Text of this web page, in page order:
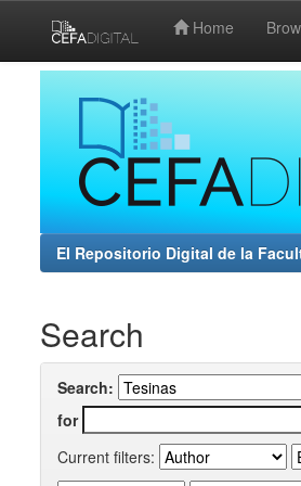
Home
El Repositorio Digital de la
Search
Search:
for
Current filters: